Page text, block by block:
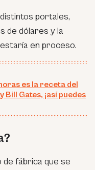
portales,
de dólares y la
en proceso.
es la receta del
Bill Gates, ¡así puedes
fábrica que se